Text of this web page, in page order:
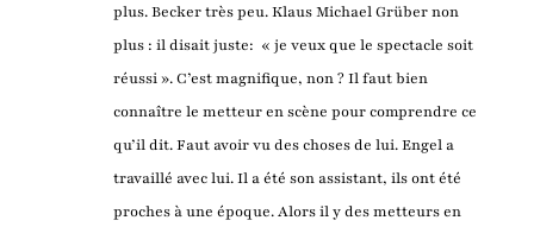
plus. Becker très peu. Klaus Michael Grüber non
plus : il disait juste: « je veux que le spectacle soit
réussi ». C’est magnifique, non ? Il faut bien
connaître le metteur en scène pour comprendre ce
qu’il dit. Faut avoir vu des choses de lui. Engel a
travaillé avec lui. Il a été son assistant, ils ont été
proches à une époque. Alors il y des metteurs en